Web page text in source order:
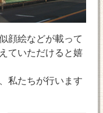
顔絵などが載って
ていただけると嬉
私たちが行います